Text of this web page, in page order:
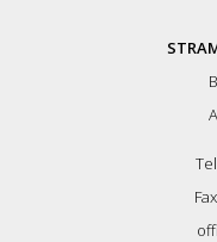
automobilių stovėjimo